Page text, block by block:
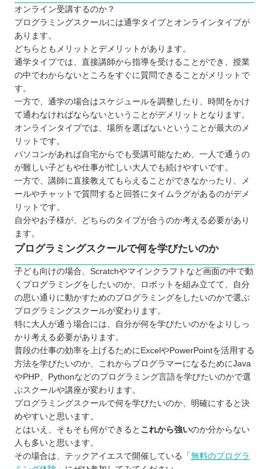
オンライン受講するのか？
プログラミングスクールには通学タイプとオンラインタイプが
あります。
どちらともメリットとデメリットがあります。
通学タイプでは、直接講師から指導を受けることができ、授業
の中でわからないところをすぐに質問できることがメリットで
す。
一方で、通学の場合はスケジュールを調整したり、時間をかけ
て通わなければならないということがデメリットとなります。
オンラインタイプでは、場所を選ばないということが最大のメ
リットです。
パソコンがあれば自宅からでも受講可能なため、一人で通うの
が難しい子どもや仕事が忙しい大人でも続けやすいです。
一方で、講師に直接教えてもらえることができなかったり、メ
ールやチャットで質問すると回答にタイムラグがあるのがデメ
リットです。
自分やお子様が、どちらのタイプが合うのか考える必要があり
ます。
プログラミングスクールで何を学びたいのか
子ども向けの場合、Scratchやマインクラフトなど画面の中で動
くプログラミングをしたいのか、ロボットを組み立てて、自分
の思い通りに動かすためのプログラミングをしたいのかで選ぶ
プログラミングスクールが変わります。
特に大人が通う場合には、自分が何を学びたいのかをよりしっ
かり考える必要があります。
普段の仕事の効率を上げるためにExcelやPowerPointを活用する
方法を学びたいのか、これからプログラマーになるためにJava
やPHP、Pythonなどのプログラミング言語を学びたいのかで選
ぶスクールや講座が変わります。
プログラミングスクールで何を学びたいのか、明確にすると決
めやすいと思います。
とはいえ、そもそも何ができると これから強いのか分からない
人も多いと思います。
その場合は、テックアイエスで開催している「 無料のプログラ